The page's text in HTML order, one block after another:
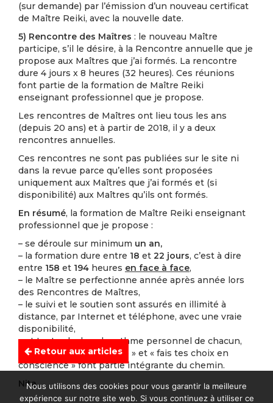
Retour aux articles
(sur demande) par l’émission d’un nouveau certificat
de Maître Reiki, avec la nouvelle date.
5) Rencontre des Maîtres : le nouveau Maître
participe, s’il le désire, à la Rencontre annuelle que je
propose aux Maîtres que j’ai formés. La rencontre
dure 4 jours x 8 heures (32 heures). Ces réunions
font partie de la formation de Maître Reiki
enseignant professionnel que je propose.
Les rencontres de Maîtres ont lieu tous les ans
(depuis 20 ans) et à partir de 2018, il y a deux
rencontres annuelles.
Ces rencontres ne sont pas publiées sur le site ni
dans la revue parce qu’elles sont proposées
uniquement aux Maîtres que j’ai formés et (si
disponibilité) aux Maîtres qu’ils ont formés.
En résumé, la formation de Maître Reiki enseignant
professionnel que je propose :
– se déroule sur minimum un an,
– la formation dure entre 18 et 22 jours, c’est à dire
entre 158 et 194 heures en face à face,
– le Maître se perfectionne année après année lors
des Rencontres de Maîtres,
– le suivi et le soutien sont assurés en illimité à
distance, par Internet et téléphone, avec une vraie
disponibilité,
– et tout cela dans le rythme personnel de chacun,
où « pense par toi-même » et « fais tes choix en
conscience » font partie intégrante du chemin.
Nita
Nous utilisons des cookies pour vous garantir la meilleure
expérience sur notre site web. Si vous continuez à utiliser ce